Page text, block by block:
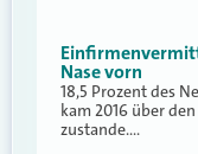
Nase vorn
18,5 Prozent des
kam 2016 über
zustande.…